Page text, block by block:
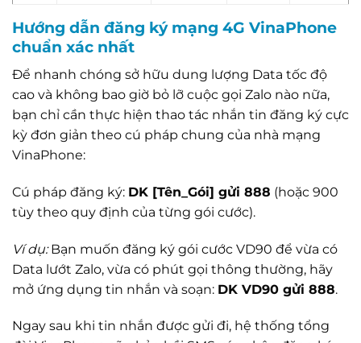
Hướng dẫn đăng ký mạng 4G VinaPhone
chuẩn xác nhất
Để nhanh chóng sở hữu dung lượng Data tốc độ
cao và không bao giờ bỏ lỡ cuộc gọi Zalo nào nữa,
bạn chỉ cần thực hiện thao tác nhắn tin đăng ký cực
kỳ đơn giản theo cú pháp chung của nhà mạng
VinaPhone:
Cú pháp đăng ký: DK [Tên_Gói] gửi 888 (hoặc 900
tùy theo quy định của từng gói cước).
Ví dụ:Bạn muốn đăng ký gói cước VD90 để vừa có
Data lướt Zalo, vừa có phút gọi thông thường, hãy
mở ứng dụng tin nhắn và soạn: DK VD90 gửi 888.
Ngay sau khi tin nhắn được gửi đi, hệ thống tổng